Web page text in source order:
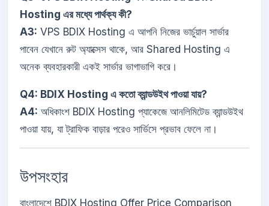
Hosting এর মধ্যে পার্থক্য কী?
A3: VPS BDIX Hosting এ আপনি নিজের ভার্চুয়াল সার্ভার
পাবেন যেখানে রুট অ্যাক্সেস থাকে, আর Shared Hosting এ
অনেক ব্যবহারকারী একই সার্ভার ভাগাভাগি করে।
Q4: BDIX Hosting এ কতো ব্যান্ডউইথ পাওয়া যায়?
A4: অধিকাংশ BDIX Hosting প্যাকেজে আনলিমিটেড ব্যান্ডউইথ
পাওয়া যায়, যা ট্রাফিক বাড়ার পরেও সার্ভিসে প্রভাব ফেলে না।
উপসংহার
বাংলাদেশে BDIX Hosting Offer Price Comparison